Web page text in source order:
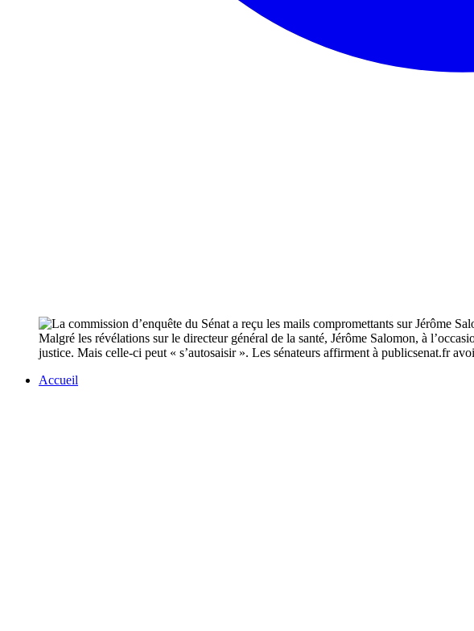
Malgré les révélations sur le directeur général de la santé, Jérôme Salomon, à
justice. Mais celle-ci peut « s’autosaisir ». Les sénateurs affirment à publicsenat.fr
Accueil